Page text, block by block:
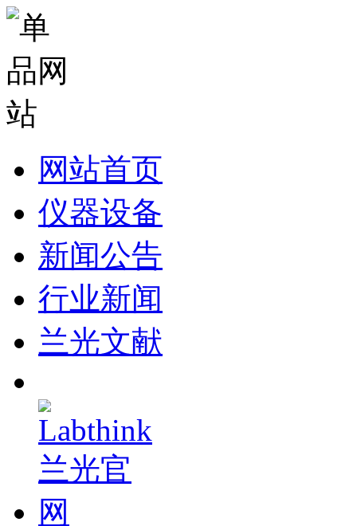
网站首页
仪器设备
新闻公告
行业新闻
兰光文献